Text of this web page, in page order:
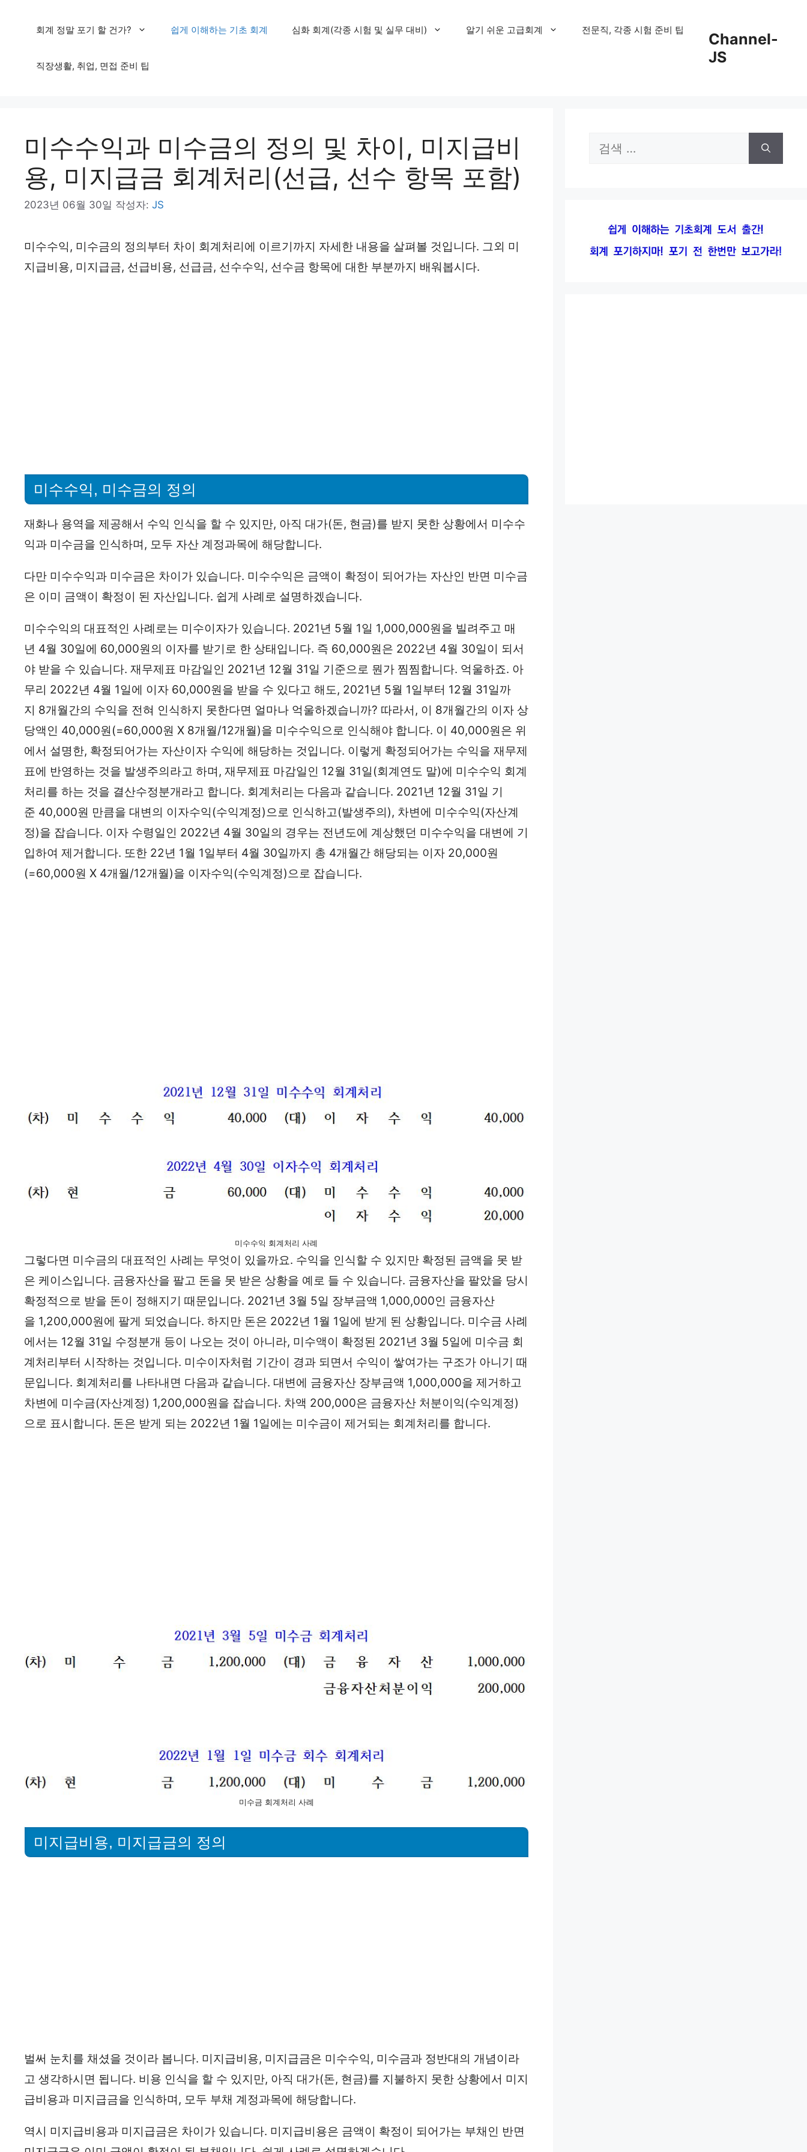
Channel-
JS
회계 정말 포기 할 건가? 쉽게 이해하는 기초 회계 심화 회계(각종 시험 및 실무 대비) 알기 쉬운 고급회계 전문직, 각종 시험 준비 팁
직장생활, 취업, 면접 준비 팁
미수수익과 미수금의 정의 및 차이, 미지급비
용, 미지급금 회계처리(선급, 선수 항목 포함)
2023년 06월 30일 작성자: JS
미수수익, 미수금의 정의부터 차이 회계처리에 이르기까지 자세한 내용을 살펴볼 것입니다. 그외 미
지급비용, 미지급금, 선급비용, 선급금, 선수수익, 선수금 항목에 대한 부분까지 배워봅시다.
미수수익, 미수금의 정의
재화나 용역을 제공해서 수익 인식을 할 수 있지만, 아직 대가(돈, 현금)를 받지 못한 상황에서 미수수
익과 미수금을 인식하며, 모두 자산 계정과목에 해당합니다.
다만 미수수익과 미수금은 차이가 있습니다. 미수수익은 금액이 확정이 되어가는 자산인 반면 미수금
은 이미 금액이 확정이 된 자산입니다. 쉽게 사례로 설명하겠습니다.
미수수익의 대표적인 사례로는 미수이자가 있습니다. 2021년 5월 1일 1,000,000원을 빌려주고 매
년 4월 30일에 60,000원의 이자를 받기로 한 상태입니다. 즉 60,000원은 2022년 4월 30일이 되서
야 받을 수 있습니다. 재무제표 마감일인 2021년 12월 31일 기준으로 뭔가 찜찜합니다. 억울하죠. 아
무리 2022년 4월 1일에 이자 60,000원을 받을 수 있다고 해도, 2021년 5월 1일부터 12월 31일까
지 8개월간의 수익을 전혀 인식하지 못한다면 얼마나 억울하겠습니까? 따라서, 이 8개월간의 이자 상
당액인 40,000원(=60,000원 X 8개월/12개월)을 미수수익으로 인식해야 합니다. 이 40,000원은 위
에서 설명한, 확정되어가는 자산이자 수익에 해당하는 것입니다. 이렇게 확정되어가는 수익을 재무제
표에 반영하는 것을 발생주의라고 하며, 재무제표 마감일인 12월 31일(회계연도 말)에 미수수익 회계
처리를 하는 것을 결산수정분개라고 합니다. 회계처리는 다음과 같습니다. 2021년 12월 31일 기
준 40,000원 만큼을 대변의 이자수익(수익계정)으로 인식하고(발생주의), 차변에 미수수익(자산계
정)을 잡습니다. 이자 수령일인 2022년 4월 30일의 경우는 전년도에 계상했던 미수수익을 대변에 기
입하여 제거합니다. 또한 22년 1월 1일부터 4월 30일까지 총 4개월간 해당되는 이자 20,000원
(=60,000원 X 4개월/12개월)을 이자수익(수익계정)으로 잡습니다.
미수수익 회계처리 사례
그렇다면 미수금의 대표적인 사례는 무엇이 있을까요. 수익을 인식할 수 있지만 확정된 금액을 못 받
은 케이스입니다. 금융자산을 팔고 돈을 못 받은 상황을 예로 들 수 있습니다. 금융자산을 팔았을 당시
확정적으로 받을 돈이 정해지기 때문입니다. 2021년 3월 5일 장부금액 1,000,000인 금융자산
을 1,200,000원에 팔게 되었습니다. 하지만 돈은 2022년 1월 1일에 받게 된 상황입니다. 미수금 사례
에서는 12월 31일 수정분개 등이 나오는 것이 아니라, 미수액이 확정된 2021년 3월 5일에 미수금 회
계처리부터 시작하는 것입니다. 미수이자처럼 기간이 경과 되면서 수익이 쌓여가는 구조가 아니기 때
문입니다. 회계처리를 나타내면 다음과 같습니다. 대변에 금융자산 장부금액 1,000,000을 제거하고
차변에 미수금(자산계정) 1,200,000원을 잡습니다. 차액 200,000은 금융자산 처분이익(수익계정)
으로 표시합니다. 돈은 받게 되는 2022년 1월 1일에는 미수금이 제거되는 회계처리를 합니다.
미수금 회계처리 사례
미지급비용, 미지급금의 정의
벌써 눈치를 채셨을 것이라 봅니다. 미지급비용, 미지급금은 미수수익, 미수금과 정반대의 개념이라
고 생각하시면 됩니다. 비용 인식을 할 수 있지만, 아직 대가(돈, 현금)를 지불하지 못한 상황에서 미지
급비용과 미지급금을 인식하며, 모두 부채 계정과목에 해당합니다.
역시 미지급비용과 미지급금은 차이가 있습니다. 미지급비용은 금액이 확정이 되어가는 부채인 반면
검